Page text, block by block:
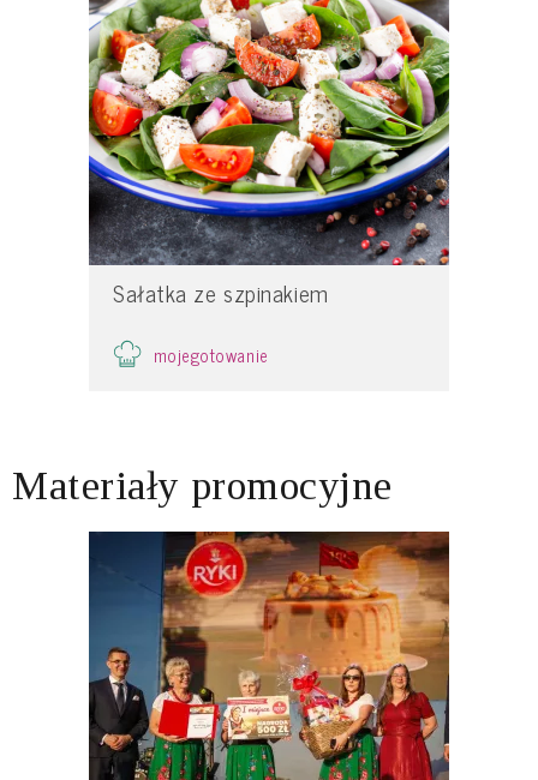
Sałatka ze szpinakiem
mojegotowanie
Materiały promocyjne